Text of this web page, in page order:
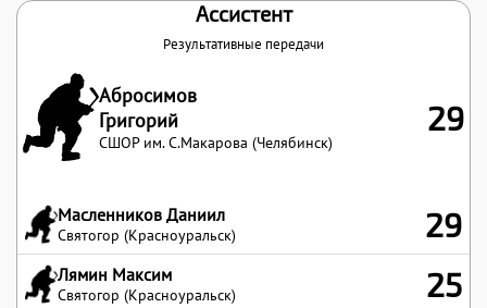
Ассистент
Результативные передачи
Абросимов
Григорий
СШОР им. С.Макарова (Челябинск)
29
Масленников Даниил
Святогор (Красноуральск) 29
Лямин Максим
Святогор (Красноуральск) 25